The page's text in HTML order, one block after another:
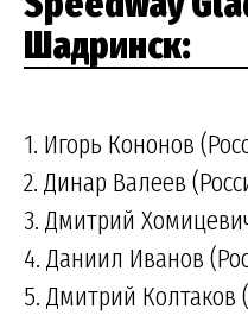
Шадринск:
1. Игорь Кононов
2. Динар Валеев
3. Дмитрий
4. Даниил Иванов
5. Дмитрий Колтаков